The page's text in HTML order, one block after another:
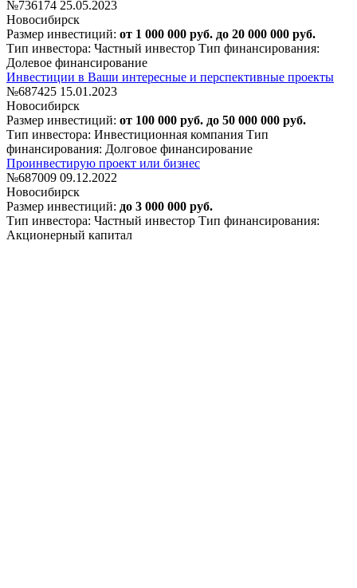
№736174 25.05.2023
Новосибирск
Размер инвестиций: от 1 000 000 руб. до 20 000 000 руб.
Тип инвестора: Частный инвестор Тип финансирования:
Долевое финансирование
Инвестиции в Ваши интересные и перспективные проекты
№687425 15.01.2023
Новосибирск
Размер инвестиций: от 100 000 руб. до 50 000 000 руб.
Тип инвестора: Инвестиционная компания Тип
финансирования: Долговое финансирование
Проинвестирую проект или бизнес
№687009 09.12.2022
Новосибирск
Размер инвестиций: до 3 000 000 руб.
Тип инвестора: Частный инвестор Тип финансирования:
Акционерный капитал